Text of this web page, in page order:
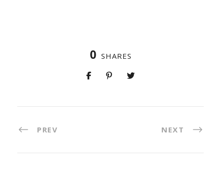
0 SHARES
PREV NEXT